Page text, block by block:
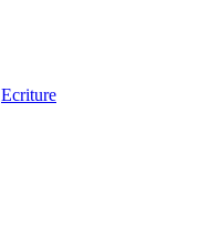
Ecriture